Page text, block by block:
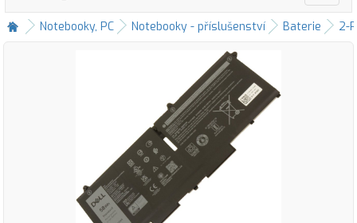
Notebooky, PC Notebooky - příslušenství Baterie 2-